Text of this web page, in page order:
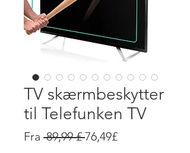
TV skærmbeskytter
til Telefunken TV
Fra 89,99 £ Regulær
76,49£Salgspris